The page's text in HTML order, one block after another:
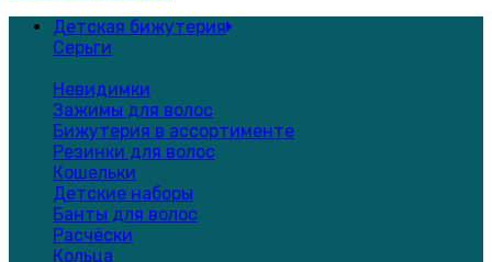
Детская бижутерия
Серьги
Невидимки
Зажимы для волос
Бижутерия в ассортименте
Резинки для волос
Кошельки
Детские наборы
Банты для волос
Расчёски
Кольца